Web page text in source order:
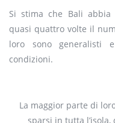
Si stima che Bali
quasi quattro volte il
loro sono generalisti
condizioni.
La maggior parte di
sparsi in tutta